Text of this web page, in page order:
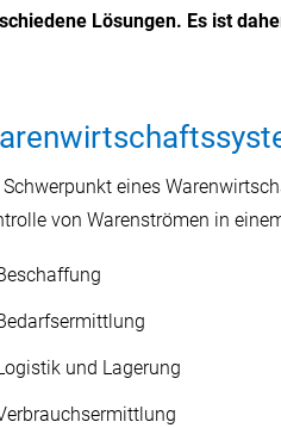
Lösungen. Es ist
Schwerpunkt eines
von Warenströmen in
und Lagerung